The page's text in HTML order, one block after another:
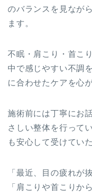
のバランスを見なが
ます。
不眠・肩こり・首こ
中で感じやすい不調
に合わせたケアを心
施術前には丁寧にお
さしい整体を行って
も安心して受けてい
「最近、目の疲れが
「肩こりや首こりか